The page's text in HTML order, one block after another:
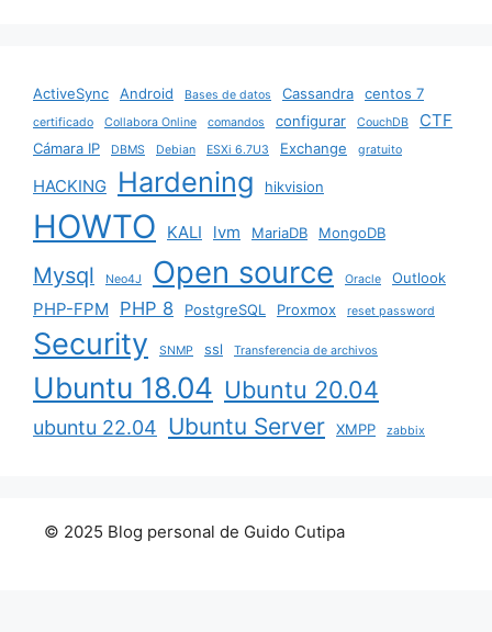
ActiveSync Android Bases de datos Cassandra centos 7
certificado Collabora Online comandos configurar CouchDB CTF
Cámara IP DBMS Debian ESXi 6.7U3 Exchange gratuito
HACKING Hardening hikvision
HOWTO KALI lvm MariaDB MongoDB
Mysql Neo4J Open source Oracle Outlook
PHP-FPM PHP 8 PostgreSQL Proxmox reset password
Security SNMP ssl Transferencia de archivos
Ubuntu 18.04 Ubuntu 20.04
ubuntu 22.04 Ubuntu Server XMPP zabbix